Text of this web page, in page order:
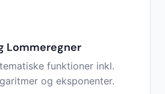
Lommeregner
funktioner inkl.
og eksponenter.